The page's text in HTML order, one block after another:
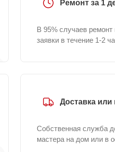
Ремонт за 1
В 95% случаев ремонт
заявки в течение 1-2
Доставка или
Собственная служба
мастера на дом или в